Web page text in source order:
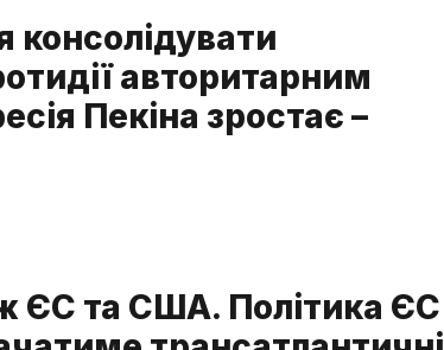
авторитарним
Пекіна зростає –
ЄС та США. Політика ЄС